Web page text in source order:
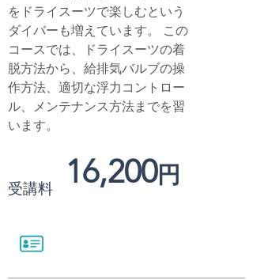
をドライスーツで楽しむという
ダイバーも増えています。 この
コースでは、ドライスーツの着
脱方法から、給排気バルブの操
作方法、適切な浮力コントロー
ル、メンテナンス方法までを習
います。
受講料 16,200円